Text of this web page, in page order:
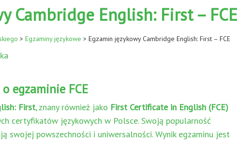
Cambridge English: First – FCE
> Egzaminy językowe > Egzamin językowy Cambridge English: First – FCE
egzaminie FCE
First, znany również jako First Certificate in English (FCE)
certyfikatów językowych w Polsce. Swoją popularność
swojej powszechności i uniwersalności. Wynik egzaminu jest